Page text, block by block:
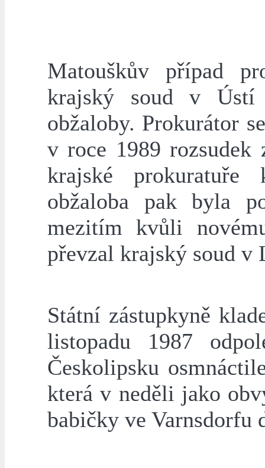
Matouškův případ
krajský soud v
obžaloby. Prokurátor
v roce 1989
krajské
obžaloba pak byla
mezitím kvůli
převzal krajský soud v
Státní zástupkyně
listopadu 1987
Českolipsku
která v neděli jako
babičky ve